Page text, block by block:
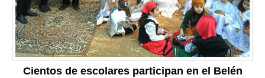
Cientos de escolares participan en el Belén